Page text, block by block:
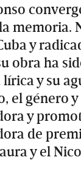
memoria.
y
obra ha
y su
el género
y
de
y el